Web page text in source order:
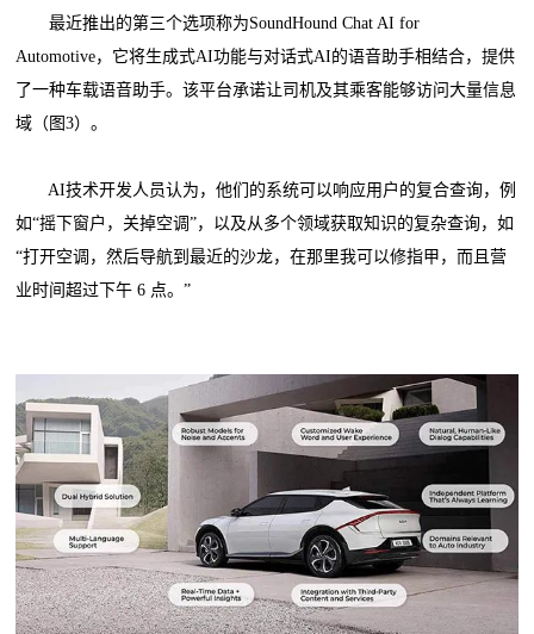
最近推出的第三个选项称为SoundHound Chat AI for
Automotive，它将生成式AI功能与对话式AI的语音助手相结合，提供
了一种车载语音助手。该平台承诺让司机及其乘客能够访问大量信息
域（图3）。
AI技术开发人员认为，他们的系统可以响应用户的复合查询，例
如“摇下窗户，关掉空调”，以及从多个领域获取知识的复杂查询，如
“打开空调，然后导航到最近的沙龙，在那里我可以修指甲，而且营
业时间超过下午 6 点。”